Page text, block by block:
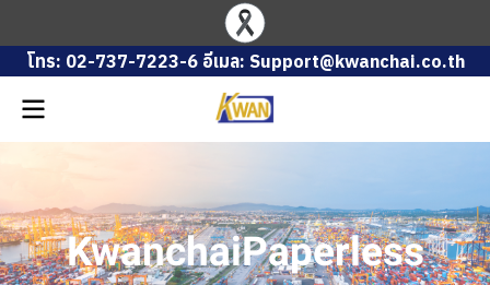
โทร: 02-737-7223-6 อีเมล: Support@kwanchai.co.th
KwanchaiPaperless